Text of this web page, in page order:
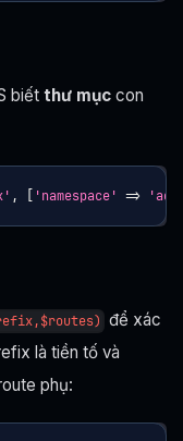
biếtthư mục con
, 'namespace' =>
để xác
là tiền tố và
phụ: